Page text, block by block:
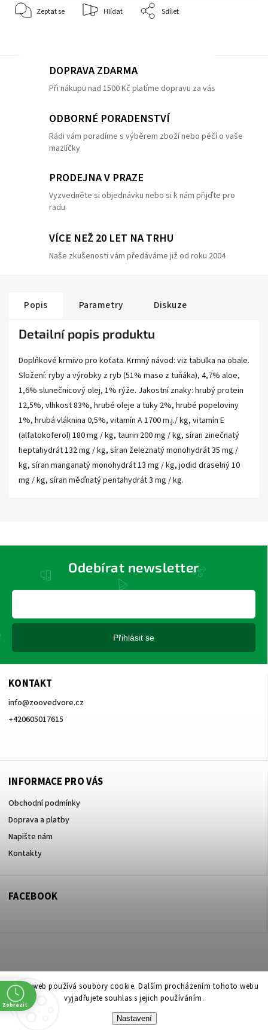
Tento web používá soubory cookie. Dalším procházením tohoto webu
vyjadřujete souhlas s jejich používáním.
Nastavení
Zeptat se Hlídat Sdílet
DOPRAVA ZDARMA
Při nákupu nad 1500 Kč platíme dopravu za vás
ODBORNÉ PORADENSTVÍ
Rádi vám poradíme s výběrem zboží nebo péčí o vaše
mazlíčky
PRODEJNA V PRAZE
Vyzvedněte si objednávku nebo si k nám přijďte pro
radu
VÍCE NEŽ 20 LET NA TRHU
Naše zkušenosti vám předáváme již od roku 2004
Popis Parametry Diskuze
Detailní popis produktu
Doplňkové krmivo pro koťata. Krmný návod: viz tabulka na obale.
Složení: ryby a výrobky z ryb (51% maso z tuňáka), 4,7% aloe,
1,6% slunečnicový olej, 1% rýže. Jakostní znaky: hrubý protein
12,5%, vlhkost 83%, hrubé oleje a tuky 2%, hrubé popeloviny
1%, hrubá vláknina 0,5%, vitamín A 1700 m.j./ kg, vitamín E
(alfatokoferol) 180 mg / kg, taurin 200 mg / kg, síran zinečnatý
heptahydrát 132 mg / kg, síran železnatý monohydrát 35 mg /
kg, síran manganatý monohydrát 13 mg / kg, jodid draselný 10
mg / kg, síran měďnatý pentahydrát 3 mg / kg.
KONTAKT
info@zoovedvore.cz
+420605017615
INFORMACE PRO VÁS
Obchodní podmínky
Doprava a platby
Napište nám
Kontakty
Odebírat newsletter
Přihlásit se
FACEBOOK
Copyright 2026 ZOO ve dvoře Praha 5. Všechna práva vyhrazena.
Upravit nastavení cookies
Shoptet| Design
Zobrazit